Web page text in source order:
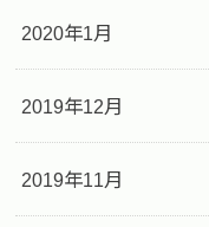
2020年1月
2019年12月
2019年11月